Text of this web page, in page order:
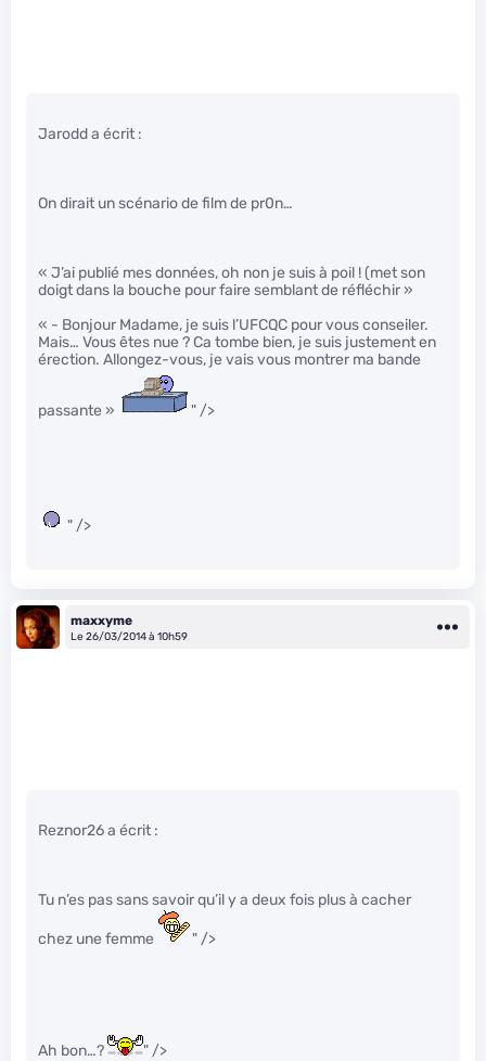
Jarodd a écrit :
On dirait un scénario de film de pr0n…
« J’ai publié mes données, oh non je suis à poil ! (met son
doigt dans la bouche pour faire semblant de réfléchir »
« - Bonjour Madame, je suis l’UFCQC pour vous conseiler.
Mais… Vous êtes nue ? Ca tombe bien, je suis justement en
érection. Allongez-vous, je vais vous montrer ma bande
passante » " />
" />
maxxyme
Le 26/03/2014 à 10h59
Reznor26 a écrit :
Tu n’es pas sans savoir qu’il y a deux fois plus à cacher
chez une femme " />
Ah bon…? " />